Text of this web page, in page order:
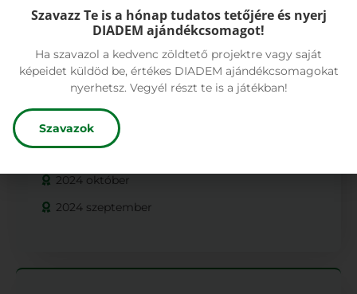
Korábbi nyereményjátékok
2025 március
2025 február
2024 november
2024 október
2024 szeptember
Szavazz Te is a hónap tudatos tetőjére és nyerj
DIADEM ajándékcsomagot!
Ha szavazol a kedvenc zöldtető projektre vagy saját
képeidet küldöd be, értékes DIADEM ajándékcsomagokat
nyerhetsz. Vegyél részt te is a játékban!
Szavazok